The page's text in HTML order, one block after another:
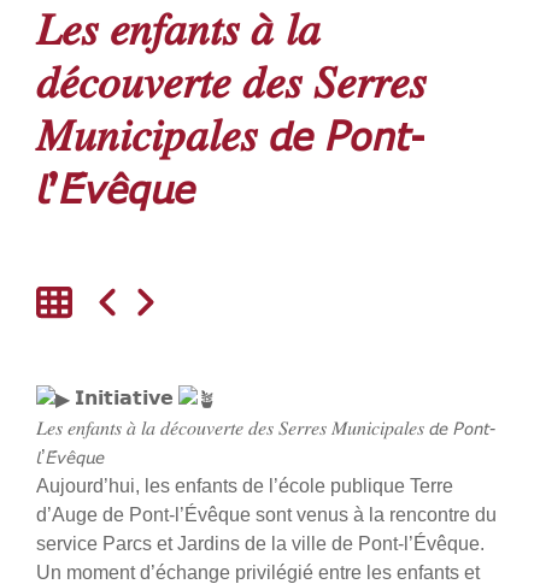
𝐿𝑒𝑠 𝑒𝑛𝑓𝑎𝑛𝑡𝑠 𝑎̀ 𝑙𝑎
𝑑𝑒́𝑐𝑜𝑢𝑣𝑒𝑟𝑡𝑒 𝑑𝑒𝑠 𝑆𝑒𝑟𝑟𝑒𝑠
𝑀𝑢𝑛𝑖𝑐𝑖𝑝𝑎𝑙𝑒𝑠 𝘥𝘦 𝘗𝘰𝘯𝘵-
𝘭’𝘌́𝘷𝘦̂𝘲𝘶𝘦
𝗜𝗻𝗶𝘁𝗶𝗮𝘁𝗶𝘃𝗲
𝐿𝑒𝑠 𝑒𝑛𝑓𝑎𝑛𝑡𝑠 𝑎̀ 𝑙𝑎 𝑑𝑒́𝑐𝑜𝑢𝑣𝑒𝑟𝑡𝑒 𝑑𝑒𝑠 𝑆𝑒𝑟𝑟𝑒𝑠 𝑀𝑢𝑛𝑖𝑐𝑖𝑝𝑎𝑙𝑒𝑠 𝘥𝘦 𝘗𝘰𝘯𝘵-
𝘭’𝘌́𝘷𝘦̂𝘲𝘶𝘦
Aujourd’hui, les enfants de l’école publique Terre
d’Auge de Pont-l’Évêque sont venus à la rencontre du
service Parcs et Jardins de la ville de Pont-l’Évêque.
Un moment d’échange privilégié entre les enfants et